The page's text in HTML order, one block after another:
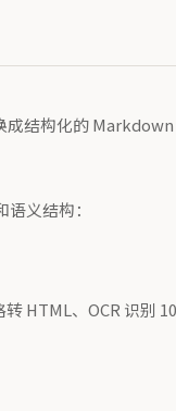
结构化的
义结构：
HTML、OCR 识别